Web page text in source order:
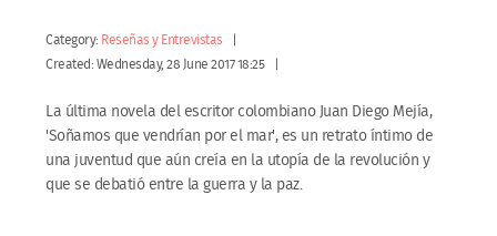
Category: Reseñas y Entrevistas
Created: Wednesday, 28 June 2017 18:25
La última novela del escritor colombiano Juan Diego Mejía,
'Soñamos que vendrían por el mar', es un retrato íntimo de
una juventud que aún creía en la utopía de la revolución y
que se debatió entre la guerra y la paz.